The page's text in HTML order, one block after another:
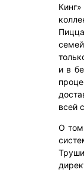
и в
всей
О